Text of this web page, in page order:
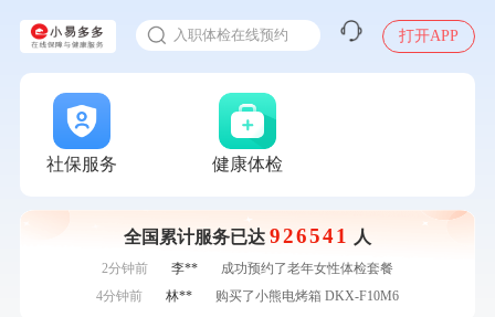
入职体检在线预约
打开APP
社保服务 健康体检
全国累计服务已达 926541 人
7分钟前 何*
购买了K3颈椎按摩仪（浅灰色）
7分钟前
林**
购买了小熊电烤箱 DKX-F10M6
刚刚
张**
成功预约糖尿病强化体检套餐
成功预约糖尿病强化体检套餐
成功预约了企业招工体检套餐
刚刚
成功预约了企业招工体检套餐
2分钟前
苗**
成功预约了男性婚前体检基础套餐
2分钟前
李**
成功预约了老年女性体检套餐
4分钟前
林**
购买了小熊电烤箱 DKX-F10M6